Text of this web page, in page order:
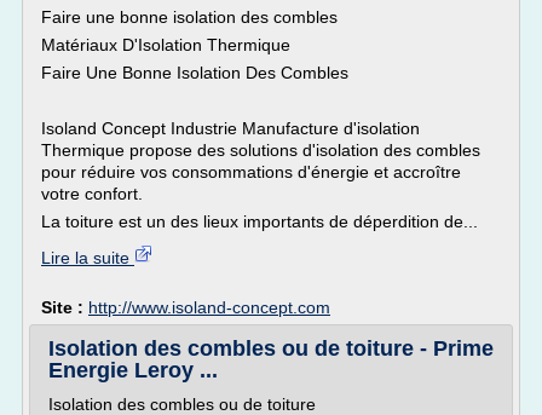
Faire une bonne isolation des combles
Matériaux D'Isolation Thermique
Faire Une Bonne Isolation Des Combles
Isoland Concept Industrie Manufacture d'isolation
Thermique propose des solutions d'isolation des combles
pour réduire vos consommations d'énergie et accroître
votre confort.
La toiture est un des lieux importants de déperdition de...
Lire la suite
Site : http://www.isoland-concept.com
Isolation des combles ou de toiture - Prime
Energie Leroy ...
Isolation des combles ou de toiture